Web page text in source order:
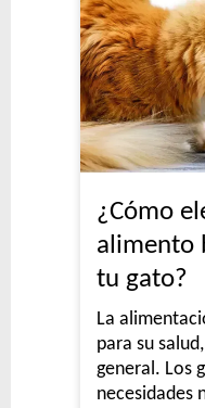
¿Cómo
alimento
tu gato?
La
para su
general. Los
necesidades